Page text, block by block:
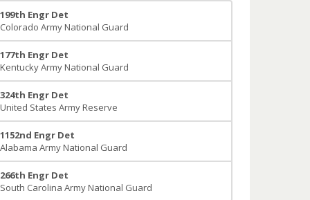
199th Engr Det
Colorado Army National Guard
177th Engr Det
Kentucky Army National Guard
324th Engr Det
United States Army Reserve
1152nd Engr Det
Alabama Army National Guard
266th Engr Det
South Carolina Army National Guard